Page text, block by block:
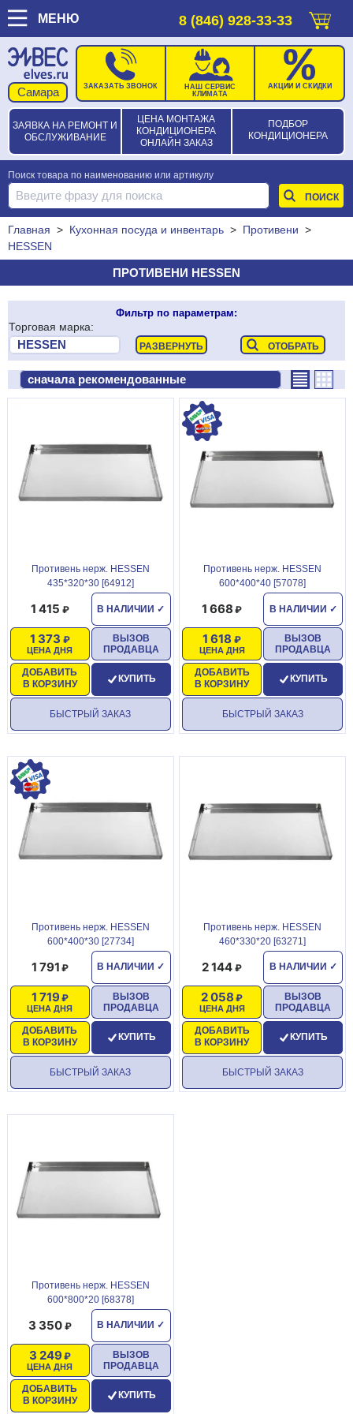
МЕНЮ 8 (846) 928-33-33
ЗАЯВКА НА РЕМОНТ И
ОБСЛУЖИВАНИЕ
ЦЕНА МОНТАЖА
КОНДИЦИОНЕРА
ОНЛАЙН ЗАКАЗ
ПОДБОР
КОНДИЦИОНЕРА
ЗАКАЗАТЬ ЗВОНОК
НАШ СЕРВИС
КЛИМАТА
АКЦИИ И СКИДКИ
Поиск товара по наименованию или артикулу
Главная > Кухонная посуда и инвентарь > Противени >
HESSEN
ПРОТИВЕНИ HESSEN
Фильтр по параметрам:
Торговая марка:
Противень нерж. HESSEN
435*320*30 [64912]
В НАЛИЧИИ ✓
1 415
ЦЕНА ДНЯ
1 373
ДОБАВИТЬ
В КОРЗИНУ
ВЫЗОВ
ПРОДАВЦА
КУПИТЬ
БЫСТРЫЙ ЗАКАЗ
Противень нерж. HESSEN
600*400*40 [57078]
В НАЛИЧИИ ✓
1 668
ЦЕНА ДНЯ
1 618
ДОБАВИТЬ
В КОРЗИНУ
ВЫЗОВ
ПРОДАВЦА
КУПИТЬ
БЫСТРЫЙ ЗАКАЗ
Противень нерж. HESSEN
600*400*30 [27734]
В НАЛИЧИИ ✓
1 791
ЦЕНА ДНЯ
1 719
ДОБАВИТЬ
В КОРЗИНУ
ВЫЗОВ
ПРОДАВЦА
КУПИТЬ
БЫСТРЫЙ ЗАКАЗ
Противень нерж. HESSEN
460*330*20 [63271]
В НАЛИЧИИ ✓
2 144
ЦЕНА ДНЯ
2 058
ДОБАВИТЬ
В КОРЗИНУ
ВЫЗОВ
ПРОДАВЦА
КУПИТЬ
БЫСТРЫЙ ЗАКАЗ
Противень нерж. HESSEN
600*800*20 [68378]
В НАЛИЧИИ ✓
3 350
ЦЕНА ДНЯ
3 249
ДОБАВИТЬ
В КОРЗИНУ
ВЫЗОВ
ПРОДАВЦА
КУПИТЬ